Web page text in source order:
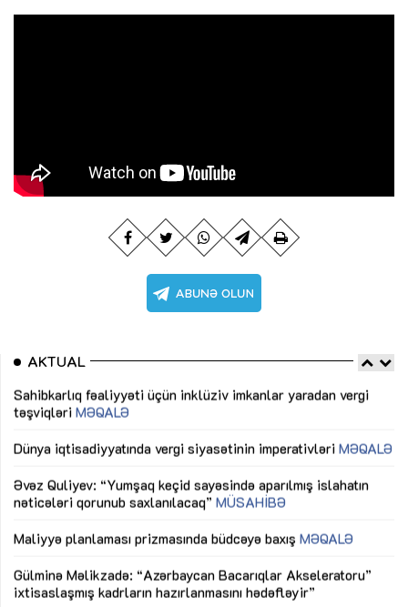
AKTUAL
Sahibkarlıq fəaliyyəti üçün inklüziv imkanlar yaradan vergi
təşviqləri MƏQALƏ
Dünya iqtisadiyyatında vergi siyasətinin imperativləri MƏQALƏ
Əvəz Quliyev: “Yumşaq keçid sayəsində aparılmış islahatın
nəticələri qorunub saxlanılacaq” MÜSAHİBƏ
Maliyyə planlaması prizmasında büdcəyə baxış MƏQALƏ
Gülminə Məlikzadə: “Azərbaycan Bacarıqlar Akseleratoru”
ixtisaslaşmış kadrların hazırlanmasını hədəfləyir”